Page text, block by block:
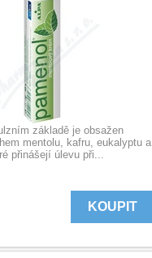
základě je obsažen
mentolu, kafru, eukalyptu a
přinášejí úlevu při...
KOUPIT